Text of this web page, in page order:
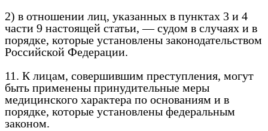
2) в отношении лиц, указанных в пунктах 3 и 4
части 9 настоящей статьи, — судом в случаях и в
порядке, которые установлены законодательством
Российской Федерации.
11. К лицам, совершившим преступления, могут
быть применены принудительные меры
медицинского характера по основаниям и в
порядке, которые установлены федеральным
законом.